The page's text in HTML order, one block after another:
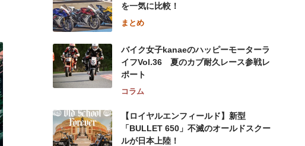
を一気に比較！
まとめ
バイク女子kanaeのハッピーモーターラ
イフVol.36 夏のカブ耐久レース参戦レ
ポート
コラム
【ロイヤルエンフィールド】新型
「BULLET 650」不滅のオールドスクー
ルが⽇本上陸！